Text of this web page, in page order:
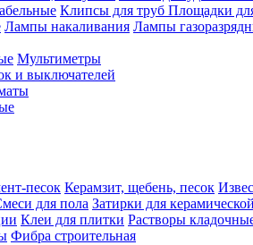
Клипсы для труб Площадки
Лампы накаливания Лампы
Мультиметры
и выключателей
песок Керамзит, щебень, песок
для пола Затирки для
Клеи для плитки Растворы
Фибра строительная